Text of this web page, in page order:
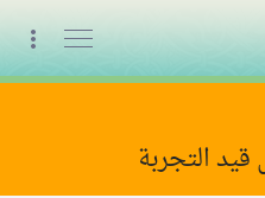
المباشر
قيد التجربة